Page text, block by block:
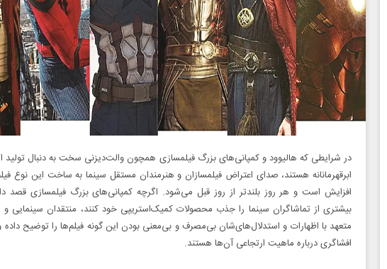
در شرایطی که هالیوود و کمپانی‌های بزرگ فیلمسازی همچون والت‌دیزنی سخت به دنبال
ابرقهرمانانه هستند، صدای اعتراض فیلمسازان و هنرمندان مستقل سینما به ساخت این نوع
افزایش است و هر روز بلندتر از روز قبل می‌شود. اگرچه کمپانی‌های بزرگ فیلمسازی قصد
بیشتری از تماشاگران سینما را جذب محصولات کمیک‌استریپی خود کنند، منتقدان سینمایی و
متعهد با اظهارات و استدلال‌های‌شان بی‌مصرف و بی‌معنی بودن این گونه فیلم‌ها را توضیح داده
افشاگری درباره ماهیت ارتجاعی آن‌ها هستند.